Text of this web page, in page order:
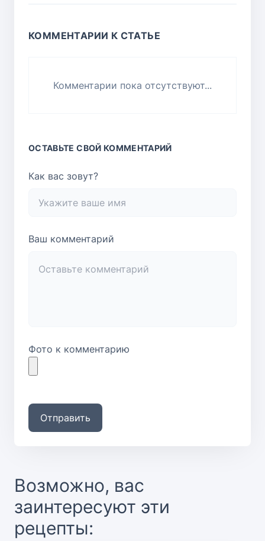
КОММЕНТАРИИ К СТАТЬЕ
Комментарии пока отсутствуют...
ОСТАВЬТЕ СВОЙ КОММЕНТАРИЙ
Как вас зовут?
Ваш комментарий
Фото к комментарию
Отправить
Возможно, вас
заинтересуют эти
рецепты: